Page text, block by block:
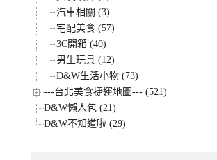
汽車相關 (3)
宅配美食 (57)
3C開箱 (40)
男生玩具 (12)
D&W生活小物 (73)
---台北美食捷運地圖--- (521)
D&W懶人包 (21)
D&W不知道啦 (29)